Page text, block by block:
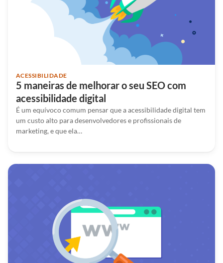
ACESSIBILIDADE
5 maneiras de melhorar o seu SEO com
acessibilidade digital
É um equívoco comum pensar que a acessibilidade digital tem
um custo alto para desenvolvedores e profissionais de
marketing, e que ela…